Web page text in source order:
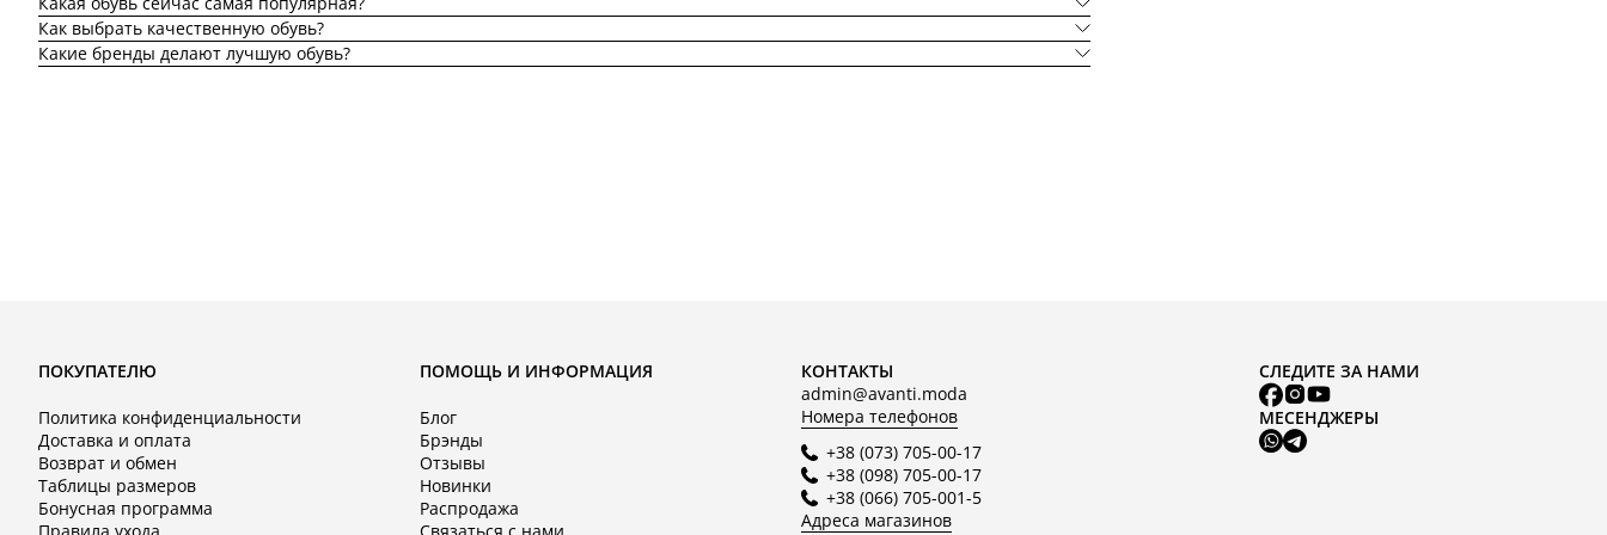
Как выбрать качественную обувь?
Какие бренды делают лучшую обувь?
ПОКУПАТЕЛЮ
Политика конфиденциальности
Доставка и оплата
Возврат и обмен
Таблицы размеров
Бонусная программа
ПОМОЩЬ И ИНФОРМАЦИЯ
Блог
Брэнды
Отзывы
Новинки
Распродажа
КОНТАКТЫ
admin@avanti.moda
Номера телефонов
+38 (073) 705-00-17
+38 (098) 705-00-17
+38 (066) 705-001-5
Адреса магазинов
СЛЕДИТЕ ЗА НАМИ
МЕСЕНДЖЕРЫ